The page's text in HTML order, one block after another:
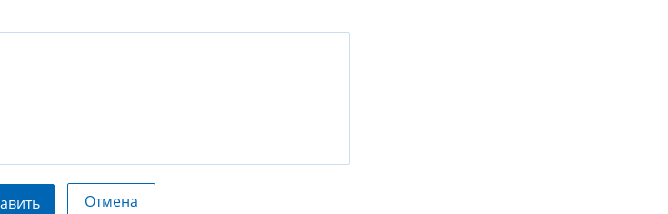
Отмена